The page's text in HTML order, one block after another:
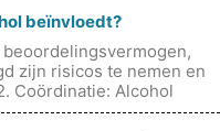
beïnvloedt?
beoordelingsvermogen,
zijn risicos te nemen en
Coördinatie: Alcohol